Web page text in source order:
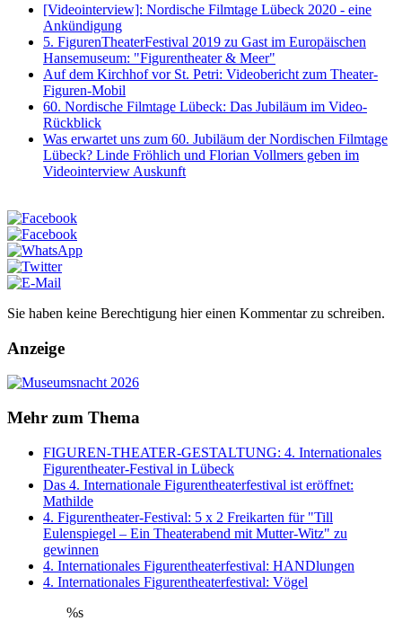
[Videointerview]: Nordische Filmtage Lübeck 2020 - eine
Ankündigung
5. FigurenTheaterFestival 2019 zu Gast im Europäischen
Hansemuseum: "Figurentheater & Meer"
Auf dem Kirchhof vor St. Petri: Videobericht zum Theater-
Figuren-Mobil
60. Nordische Filmtage Lübeck: Das Jubiläum im Video-
Rückblick
Was erwartet uns zum 60. Jubiläum der Nordischen Filmtage
Lübeck? Linde Fröhlich und Florian Vollmers geben im
Videointerview Auskunft
Sie haben keine Berechtigung hier einen Kommentar zu schreiben.
Anzeige
Mehr zum Thema
FIGUREN-THEATER-GESTALTUNG: 4. Internationales
Figurentheater-Festival in Lübeck
Das 4. Internationale Figurentheaterfestival ist eröffnet:
Mathilde
4. Figurentheater-Festival: 5 x 2 Freikarten für "Till
Eulenspiegel – Ein Theaterabend mit Mutter-Witz" zu
gewinnen
4. Internationales Figurentheaterfestival: HANDlungen
4. Internationales Figurentheaterfestival: Vögel
%s